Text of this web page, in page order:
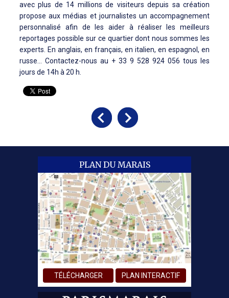
avec plus de 14 millions de visiteurs depuis sa création
propose aux médias et journalistes un accompagnement
personnalisé afin de les aider à réaliser les meilleurs
reportages possible sur ce quartier dont nous sommes les
experts. En anglais, en français, en italien, en espagnol, en
russe... Contactez-nous au + 33 9 528 924 056 tous les
jours de 14h à 20 h.
PLAN DU MARAIS
TÉLÉCHARGER PLAN INTERACTIF